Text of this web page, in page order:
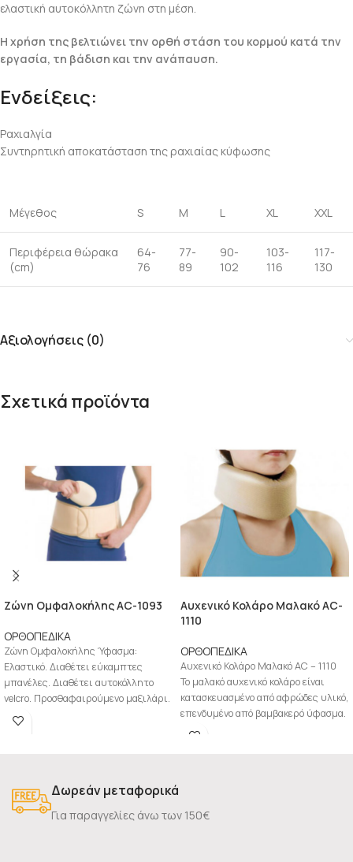
ελαστική αυτοκόλλητη ζώνη στη μέση.
Η χρήση της βελτιώνει την ορθή στάση του κορμού κατά την
εργασία, τη βάδιση και την ανάπαυση.
Ενδείξεις:
Ραχιαλγία
Συντηρητική αποκατάσταση της ραχιαίας κύφωσης
Μέγεθος S M L XL XXL
Περιφέρεια θώρακα
(cm)
64-
76
77-
89
90-
102
103-
116
117-
130
Αξιολογήσεις (0)
Σχετικά προϊόντα
Zώνη Ομφαλοκήλης AC-1093
ΟΡΘΟΠΕΔΙΚΑ
Zώνη Ομφαλοκήλης Ύφασμα:
Ελαστικό. Διαθέτει εύκαμπτες
μπανέλες. Διαθέτει αυτοκόλλητο
velcro. Προσθαφαιρούμενο μαξιλάρι.
Αεριζόμενη. Ενδείξεις: Ομφαλοκήλη.
Μετεγχειρητκή θεραπεία. Μέγεθος
Αυχενικό Κολάρο Μαλακό AC-
1110
ΟΡΘΟΠΕΔΙΚΑ
Αυχενικό Κολάρο Μαλακό AC – 1110
Το μαλακό αυχενικό κολάρο είναι
κατασκευασμένο από αφρώδες υλικό,
επενδυμένο από βαμβακερό ύφασμα.
Αυτοκόλλητο κλείσιμο με
Δωρεάν μεταφορικά
Για παραγγελίες άνω των 150€